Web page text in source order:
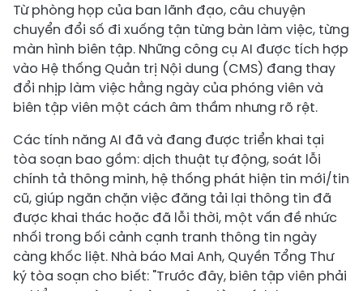
Từ phòng họp của ban lãnh đạo, câu chuyện
chuyển đổi số đi xuống tận từng bàn làm việc, từng
màn hình biên tập. Những công cụ AI được tích hợp
vào Hệ thống Quản trị Nội dung (CMS) đang thay
đổi nhịp làm việc hằng ngày của phóng viên và
biên tập viên một cách âm thầm nhưng rõ rệt.
Các tính năng AI đã và đang được triển khai tại
tòa soạn bao gồm: dịch thuật tự động, soát lỗi
chính tả thông minh, hệ thống phát hiện tin mới/tin
cũ, giúp ngăn chặn việc đăng tải lại thông tin đã
được khai thác hoặc đã lỗi thời, một vấn đề nhức
nhối trong bối cảnh cạnh tranh thông tin ngày
càng khốc liệt. Nhà báo Mai Anh, Quyền Tổng Thư
ký tòa soạn cho biết: "Trước đây, biên tập viên phải